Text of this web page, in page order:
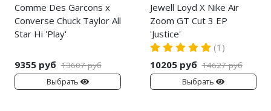
Comme Des Garcons x
Converse Chuck Taylor All
Star Hi 'Play'
9355 руб 13607 руб
Выбрать
Jewell Loyd X Nike Air
Zoom GT Cut 3 EP
'Justice'
(1)
10205 руб 14627 руб
Выбрать